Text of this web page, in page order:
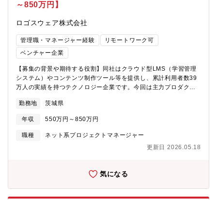
ては魅力的な環境がご提示できると考えております。２，入社直
業務に必要な知識は教育研修などを積極的に行うことでサポート
ティ以外の知見を身につけることで経験の幅も広げることができ
る点は魅力と思います。【働く環境について】・在宅勤務：あり
（プロジェクトの状況により頻度は異なります）・残業時間：月
平均25時間程度・住宅手当有（自身で契約した賃貸物件について
は、賃料の70％を住宅手当として支給）・ワークライフバランス
は充実しています。（計画年休、出産・育児サポートなど）※参
ics.co.jp/recruit/fresher/system/worklife.html・当社は社員のワ
ークライフバランスの実現に取り組んでおり、経済産業省「健康
～850万円】
ロゴスウェア株式会社
管理職・マネージャー経験
リモートワーク可
ベンチャー企業
【募集の背景や期待する役割】同社はクラウド型LMS（学習管理
システム）やコンテンツ制作ツール等を提供し、累計利用者数39
万人の実績を持つテクノロジー企業です。今回は主力プロダクト
チームの中核となるエンジニアリングリード/マネージャー候補を
求めています。技術的な意思決定、プロジェクトの推進、そして
チームメンバーの育成を通じて、開発チーム全体のパフォーマン
スを最大化し、プロダクトの成長に貢献していただくことを期待
候補として、数名規模のエンジニアチームを率い、担当プロダク
ジャーとして、自身も手を動かしながら、チームの技術的な方向
性を示し、メンバーの成長をサポートし、高品質なプロダクトを
継続的にリリースすることを目指します。【主な業務内容】部署
グループまたはチームのマネジメント・メンバーの目標設定サポ
勤務地 茨城県
年収 550万円～850万円
職種
ネット系プロジェクトマネージャー
更新日 2026.05.18
気になる